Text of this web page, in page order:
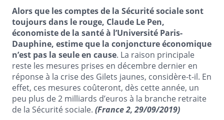
Alors que les comptes de la Sécurité sociale sont
toujours dans le rouge, Claude Le Pen,
économiste de la santé à l’Université Paris-
Dauphine, estime que la conjoncture économique
n’est pas la seule en cause. La raison principale
reste les mesures prises en décembre dernier en
réponse à la crise des Gilets jaunes, considère-t-il. En
effet, ces mesures coûteront, dès cette année, un
peu plus de 2 milliards d’euros à la branche retraite
de la Sécurité sociale. (France 2, 29/09/2019)